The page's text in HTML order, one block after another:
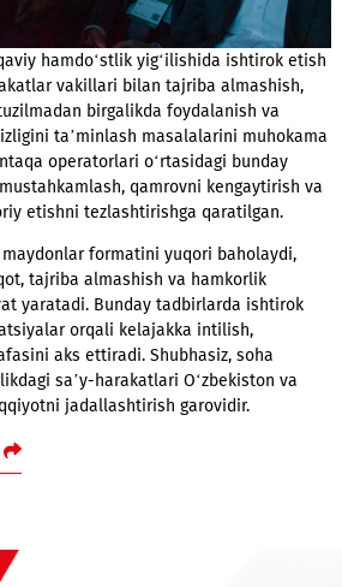
hamdo‘stlik yig‘ilishida
vakillari bilan tajriba
birgalikda foydalanish va
ta’minlash masalalarini
operatorlari o‘rtasidagi bunday
maydonlar formatini yuqori